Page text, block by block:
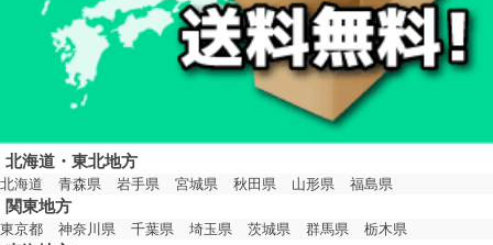
北海道・東北地方
北海道 青森県 岩手県 宮城県 秋田県 山形県 福島県
関東地方
東京都 神奈川県 千葉県 埼玉県 茨城県 群馬県 栃木県